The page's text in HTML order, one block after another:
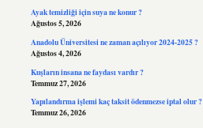
Ayak temizliği için suya ne konur ?
Ağustos 5, 2026
Anadolu Üniversitesi ne zaman açılıyor 2024-2025 ?
Ağustos 4, 2026
Kuşların insana ne faydası vardır ?
Temmuz 27, 2026
Yapılandırma işlemi kaç taksit ödenmezse iptal olur ?
Temmuz 26, 2026